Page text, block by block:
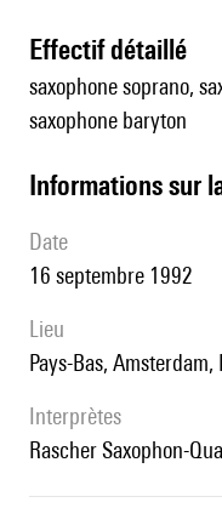
effectif détaillé
saxophone soprano,
saxophone baryton
informations sur
date
16 septembre 1992
lieu
Pays-Bas,
interprètes
Rascher Saxophon-